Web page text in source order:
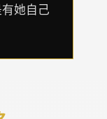
她自己